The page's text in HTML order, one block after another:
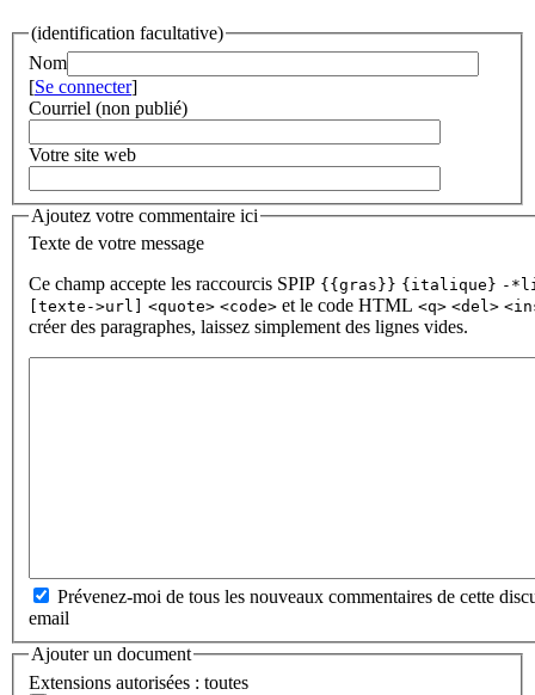
(identification facultative)
Nom
[Se connecter]
Courriel (non publié)
Votre site web
Ajoutez votre commentaire ici
Texte de votre message
Ce champ accepte les raccourcis SPIP {{gras}} {italique} -
[texte->url]
<quote> <code> et le code HTML <q> <del>
créer des paragraphes, laissez simplement des lignes vides.
Prévenez-moi de tous les nouveaux commentaires de cette
email
Ajouter un document
Extensions autorisées : toutes